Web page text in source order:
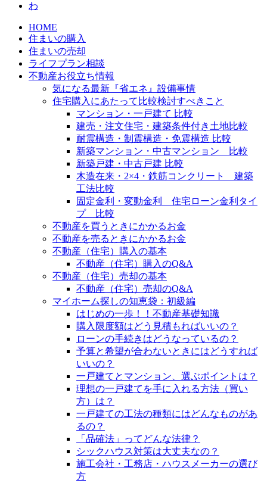
わ
HOME
住まいの購入
住まいの売却
ライフプラン相談
不動産お役立ち情報
気になる最新『省エネ』設備事情
住宅購入にあたって比較検討すべきこと
マンション・一戸建て 比較
建売・注文住宅・建築条件付き土地比較
耐震構造・制震構造・免震構造 比較
新築マンション・中古マンション 比較
新築戸建・中古戸建 比較
木造在来・2×4・鉄筋コンクリート 建築
工法比較
固定金利・変動金利 住宅ローン金利タイ
プ 比較
不動産を買うときにかかるお金
不動産を売るときにかかるお金
不動産（住宅）購入の基本
不動産（住宅）購入のQ&A
不動産（住宅）売却の基本
不動産（住宅）売却のQ&A
マイホーム探しの知恵袋：初級編
はじめの一歩！！不動産基礎知識
購入限度額はどう見積もればいいの？
ローンの手続きはどうなっているの？
予算と希望が合わないときにはどうすれば
いいの？
一戸建てとマンション、選ぶポイントは？
理想の一戸建てを手に入れる方法（買い
方）は？
一戸建ての工法の種類にはどんなものがあ
るの？
「品確法」ってどんな法律？
シックハウス対策は大丈夫なの？
施工会社・工務店・ハウスメーカーの選び
方